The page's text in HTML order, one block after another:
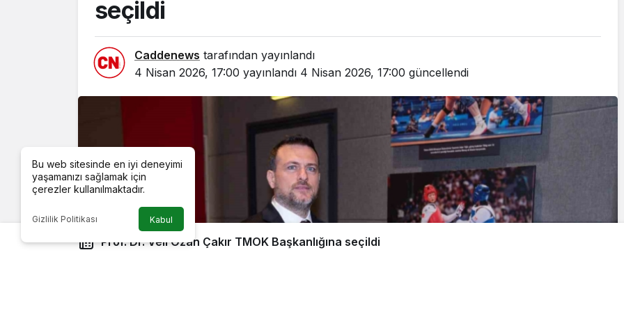
seçildi
Caddenews tarafından yayınlandı
4 Nisan 2026, 17:00 yayınlandı 4 Nisan 2026, 17:00 güncellendi
Prof. Dr. Veli Ozan Çakır TMOK Başkanlığına seçildi
Bu web sitesinde en iyi deneyimi
yaşamanızı sağlamak için
çerezler kullanılmaktadır.
Gizlilik Politikası Kabul